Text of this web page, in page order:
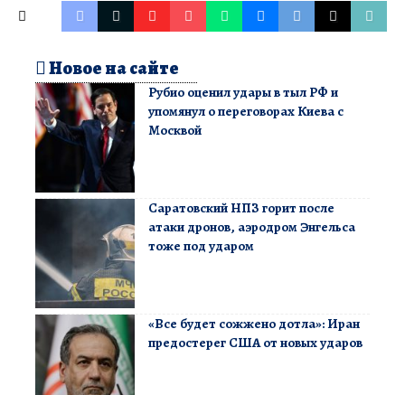
Новое на сайте
Рубио оценил удары в тыл РФ и
упомянул о переговорах Киева с
Москвой
Саратовский НПЗ горит после
атаки дронов, аэродром Энгельса
тоже под ударом
«Все будет сожжено дотла»: Иран
предостерег США от новых ударов